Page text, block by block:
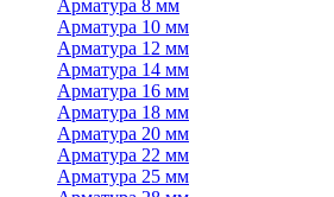
Арматура 8 мм
Арматура 10 мм
Арматура 12 мм
Арматура 14 мм
Арматура 16 мм
Арматура 18 мм
Арматура 20 мм
Арматура 22 мм
Арматура 25 мм